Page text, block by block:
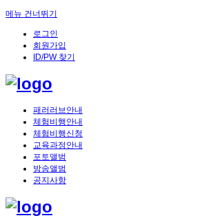
메뉴 건너뛰기
로그인
회원가입
ID/PW 찾기
패러러브안내
체험비행안내
체험비행신청
교육과정안내
포토앨범
방송앨범
공지사항